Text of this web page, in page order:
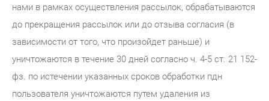
нами в рамках осуществления рассылок, обрабатываются
до прекращения рассылок или до отзыва согласия (в
зависимости от того, что произойдет раньше) и
уничтожаются в течение 30 дней согласно ч. 4-5 ст. 21 152-
фз. по истечении указанных сроков обработки пдн
пользователя уничтожаются путем удаления из